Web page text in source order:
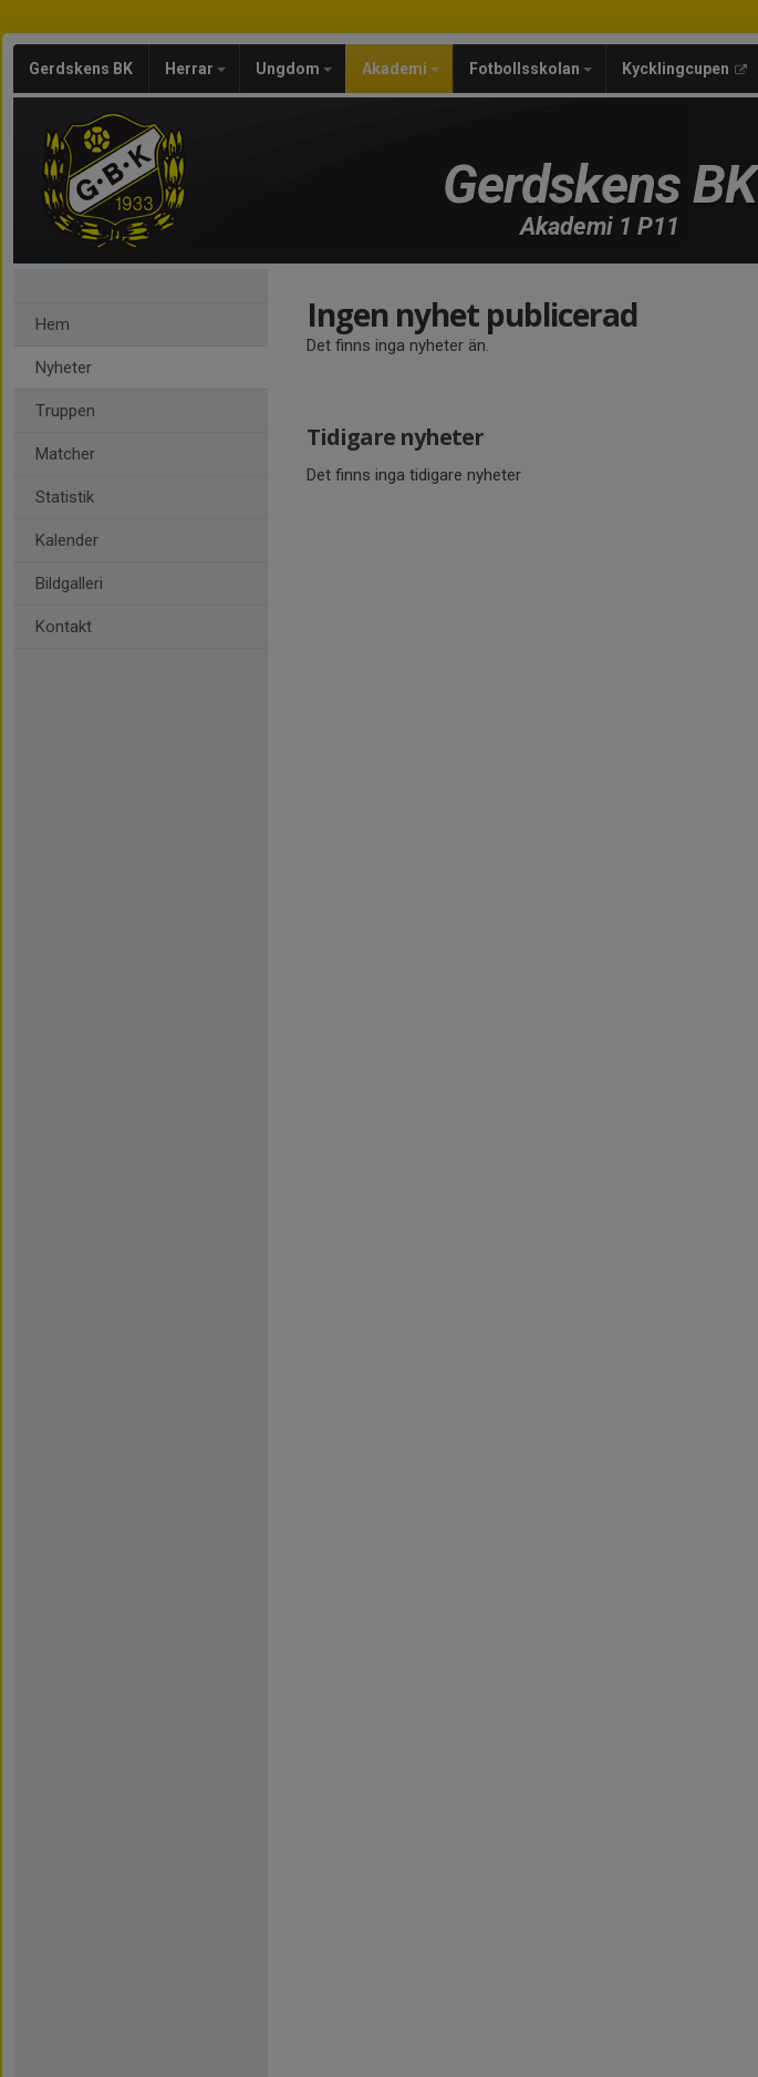
Gerdskens BK Herrar Ungdom Akademi Fotbollsskolan Kycklingcupen
Gerdskens BK
Akademi 1 P11
Hem
Nyheter
Truppen
Matcher
Statistik
Kalender
Bildgalleri
Kontakt
Ingen nyhet publicerad
Det finns inga nyheter än.
Tidigare nyheter
Det finns inga tidigare nyheter